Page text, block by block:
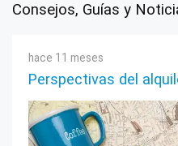
Consejos, Guías y
hace 11 meses
Perspectivas del